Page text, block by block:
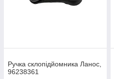
Ручка склопідйомника Ланос,
96238361